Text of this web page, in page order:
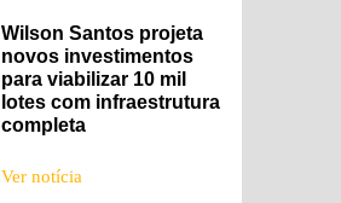
Wilson Santos projeta
novos investimentos
para viabilizar 10 mil
lotes com infraestrutura
completa
Ver notícia